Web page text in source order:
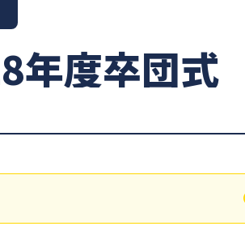
年度卒団式